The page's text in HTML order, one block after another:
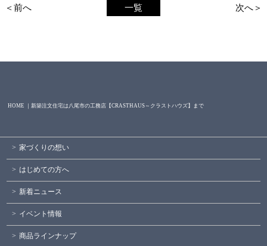
一覧
＜前へ 次へ＞
HOME ｜新築注文住宅は八尾市の工務店【CRASTHAUS～クラストハウズ】まで
家づくりの想い
はじめての方へ
新着ニュース
イベント情報
商品ラインナップ